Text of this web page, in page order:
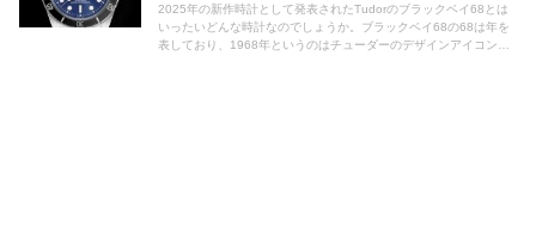
2025年の新作時計として発表されたTudorのブラックベイ68とは
いったいどんな時計なのでしょうか。ブラックベイ68の68は年を
表しており、1968年というのはチューダーのデザインアイコンと